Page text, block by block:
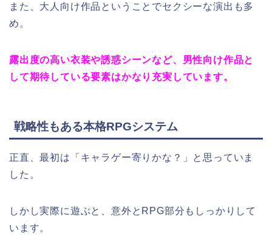
また、大人向け作品ということでセクシーな演出も多
め。
露出度の高い衣装や誘惑シーンなど、男性向け作品と
して期待している要素はかなり充実しています。
戦略性もある本格RPGシステム
正直、最初は「キャラゲー寄りかな？」と思っていま
した。
しかし実際に遊ぶと、意外とRPG部分もしっかりして
います。